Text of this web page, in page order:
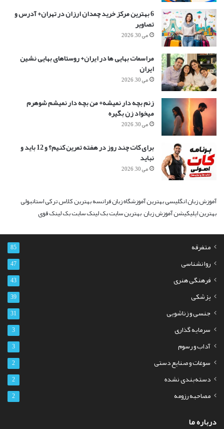
6 بهترین مرکز خرید چمدان ارزان در تهران+ آدرس و
تصاویر
می 30, 2026
مراسمات بهایی ها در ایران+ روستاهای بهایی نشین
ایران
می 30, 2026
زنم بچه دار نمیشه+ من بچه دار نمیشم شوهرم
میخواد زن بگیره
می 30, 2026
برای کات چند روز در هفته تمرین کنیم؟ و 12 باید و
نباید
می 30, 2026
آموزش زبان انگلیسیبهترین آموزشگاه زبان فرانسهبهترین کلاس ترکی استانبولی
بهترین اپلیکیشن آموزش زبانبهترین سایت بک لینکسایت بک لینک قوی
متفرقه 85
روانشناسی 47
فرهنگی هنری 43
پزشکی 39
جنسی و زناشویی 31
سرمایه گذاری 3
آداب و رسوم 3
سوغات و صنایع دستی 2
دسته‌بندی نشده 2
مصاحبه رزومه 2
درباره ما